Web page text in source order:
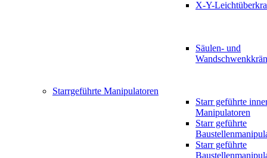
X-Y-
Säulen- und
Starrgeführte Manipulatoren
Starr geführte
Manipulatoren
Starr geführte
Starr geführte